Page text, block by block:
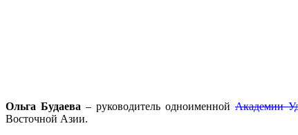
Ольга Будаева – руководитель одноименной Академии
Восточной Азии.